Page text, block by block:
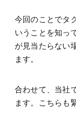
今回のことでタ
いうことを知っ
が見当たらない
ます。
合わせて、当社
ます。こちらも